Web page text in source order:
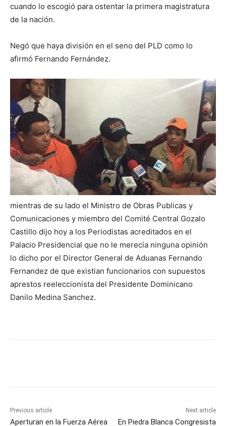
cuando lo escogió para ostentar la primera magistratura
de la nación.
Negó que haya división en el seno del PLD como lo
afirmó Fernando Fernández.
mientras de su lado el Ministro de Obras Publicas y
Comunicaciones y miembro del Comité Central Gozalo
Castillo dijo hoy a los Periodistas acreditados en el
Palacio Presidencial que no le merecía ninguna opinión
lo dicho por el Director General de Aduanas Fernando
Fernandez de que existian funcionarios con supuestos
aprestos reeleccionista del Presidente Dominicano
Danilo Medina Sanchez.
Previous article
Aperturan en la Fuerza Aérea
Next article
En Piedra Blanca Congresista